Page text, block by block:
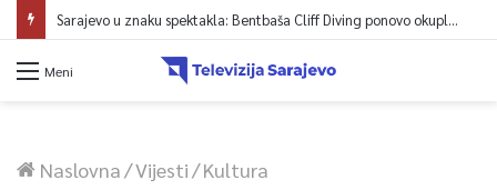
Sarajevo u znaku spektakla: Bentbaša Cliff Diving ponovo okuplja najbolje skakače i vrhunsku zabavu
Meni
Naslovna/Vijesti/Kultura